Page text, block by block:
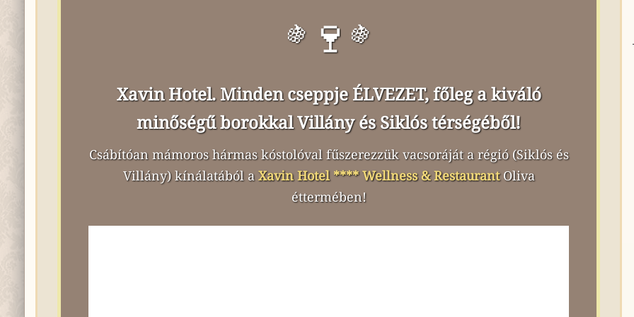
🍇 🍷 🍇
Xavin Hotel. Minden cseppje ÉLVEZET, főleg a kiváló
minőségű borokkal Villány és Siklós térségéből!
Csábítóan mámoros hármas kóstolóval fűszerezzük vacsoráját a régió (Siklós és
Villány) kínálatából a Xavin Hotel **** Wellness & RestaurantOliva
éttermében!